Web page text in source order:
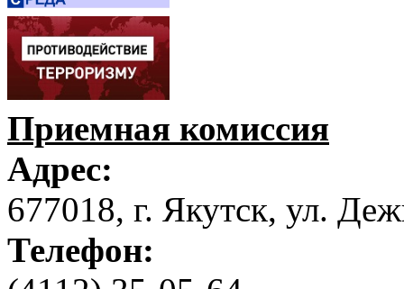
Приемная комиссия
Адрес:
677018, г. Якутск, ул.
Телефон: